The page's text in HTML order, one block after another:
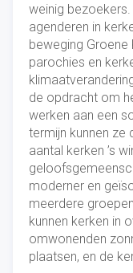
weinig bezoekers.
agenderen in
beweging
parochies en
de opdracht om
werken aan een
termijn kunnen ze
aantal kerken ’s
moderner en
meerdere
kunnen kerken in
omwonenden
plaatsen, en de